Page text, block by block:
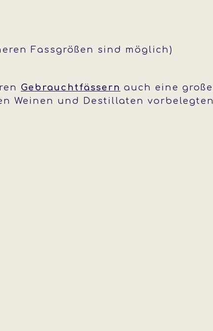
Fassgrößen sind möglich)
Gebrauchtfässern auch eine große
Weinen und Destillaten vorbelegten